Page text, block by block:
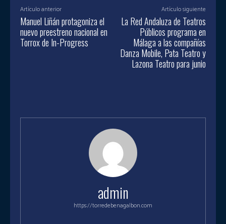
Artículo anterior
Manuel Liñán protagoniza el
nuevo preestreno nacional en
Torrox de In-Progress
Artículo siguiente
La Red Andaluza de Teatros
Públicos programa en
Málaga a las compañías
Danza Mobile, Pata Teatro y
Lazona Teatro para junio
admin
https://torredebenagalbon.com